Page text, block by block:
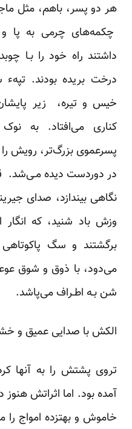
هر دو پسر، باهم، مثل
چکمه‌های چرمی به پا و
داشتند راه خود را بـا
درخت بریده بودند.
خیس و تیره، زیر
پسرعموی بزرگ‌تر، رویش را
نگاهی بیندازد، صدای
وزش باد شنید، که
برگشتند و سگ
می‌دود، با ذوق و شوق
شن بـه اطـراف می‌پاشد.
الکش با صدایی عمیق و
تروی پشتش را به آنها
آمده بود. اما اثراتش
خاموش‌ و بهتزده امواج